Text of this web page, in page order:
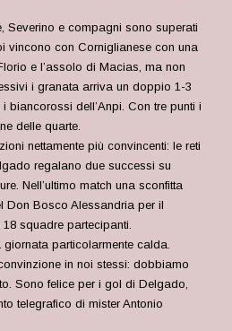
Severino e compagni sono superati
vincono con Corniglianese con una
e l’assolo di Macias, ma non
i granata arriva un doppio 1-3
biancorossi dell’Anpi. Con tre punti i
delle quarte.
nettamente più convincenti: le reti
regalano due successi su
Nell’ultimo match una sconfitta
Don Bosco Alessandria per il
squadre partecipanti.
particolarmente calda.
in noi stessi: dobbiamo
Sono felice per i gol di Delgado,
telegrafico di mister Antonio